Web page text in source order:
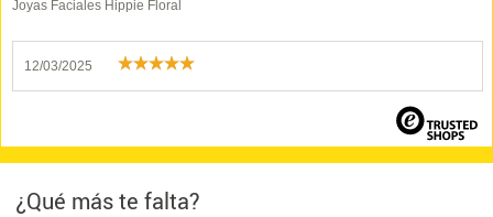
Joyas Faciales Hippie Floral
12/03/2025
¿Qué más te falta?